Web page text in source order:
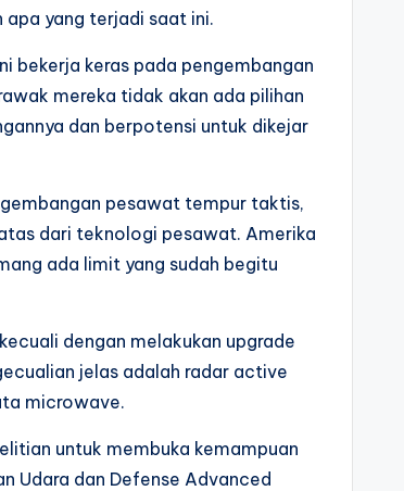
apa yang terjadi saat ini.
bekerja keras pada pengembangan
mereka tidak akan ada pilihan
dan berpotensi untuk dikejar
pesawat tempur taktis,
dari teknologi pesawat. Amerika
ada limit yang sudah begitu
dengan melakukan upgrade
jelas adalah radar active
microwave.
untuk membuka kemampuan
Udara dan Defense Advanced